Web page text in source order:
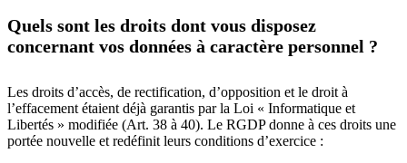
Quels sont les droits dont vous disposez
concernant vos données à caractère personnel ?
Les droits d’accès, de rectification, d’opposition et le droit à
l’effacement étaient déjà garantis par la Loi « Informatique et
Libertés » modifiée (Art. 38 à 40). Le RGDP donne à ces droits une
portée nouvelle et redéfinit leurs conditions d’exercice :